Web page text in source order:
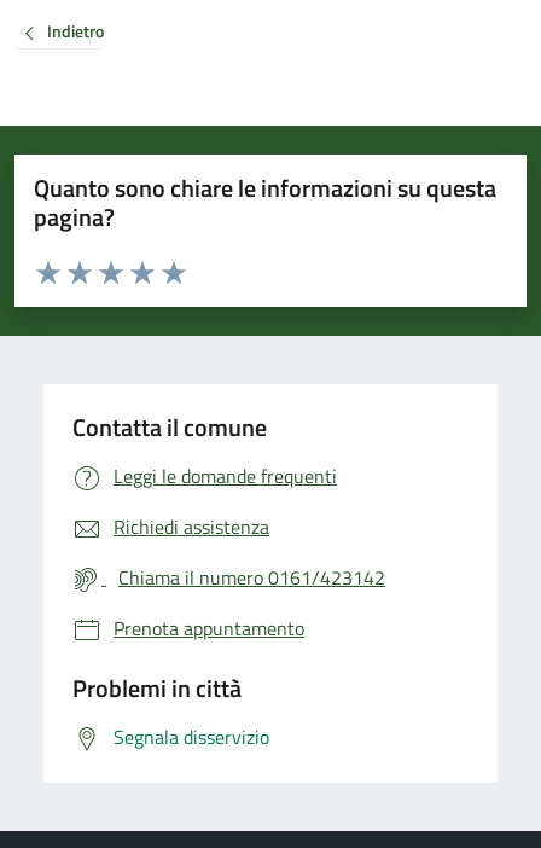
Indietro
Quanto sono chiare le informazioni su questa
pagina?
Valuta da 1 a 5 stelle la pagina
Valuta 5 stelle su 5
Valuta 4 stelle su 5
Valuta 3 stelle su 5
Valuta 2 stelle su 5
Valuta 1 stelle su 5
Contatta il comune
Leggi le domande frequenti
Richiedi assistenza
Chiama il numero 0161/423142
Prenota appuntamento
Problemi in città
Segnala disservizio